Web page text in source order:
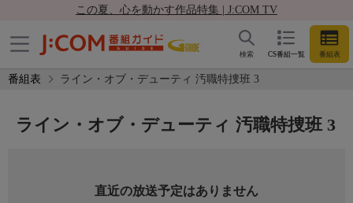
この夏、心を動かす作品特集 | J:COM TV
CS番組一覧 番組表
検索
番組表 ライン・オブ・デューティ 汚職特捜班 3
ライン・オブ・デューティ 汚職特捜班 3
直近の放送予定はありません